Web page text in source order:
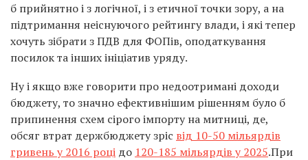
б прийнятно і з логічної, і з етичної точки зору, а на
підтримання неіснуючого рейтингу влади, і які тепер
хочуть зібрати з ПДВ для ФОПів, оподаткування
посилок та інших ініціатив уряду.
Ну і якщо вже говорити про недоотримані доходи
бюджету, то значно ефективнішим рішенням було б
припинення схем сірого імпорту на митниці, де,
обсяг втрат держбюджету зріс від 10-50 мільярдів
гривень у 2016 році до 120-185 мільярдів у 2025.При